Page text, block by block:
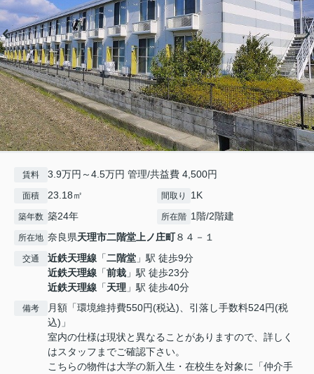
賃料 3.9万円～4.5万円 管理/共益費 4,500円
面積 23.18㎡ 間取り 1K
築年数 築24年 所在階 1階/2階建
所在地 奈良県天理市二階堂上ノ庄町８４－１
交通 近鉄天理線 「二階堂 」駅 徒歩9分
近鉄天理線 「前栽 」駅 徒歩23分
近鉄天理線 「天理 」駅 徒歩40分
備考
月額「環境維持費550円(税込)、引落し手数料524円(税
込)」
室内の仕様は現状と異なることがありますので、詳しく
はスタッフまでご確認下さい。
こちらの物件は大学の新入生・在校生を対象に「仲介手